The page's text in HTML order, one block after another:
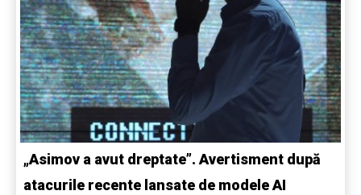
„Asimov a avut dreptate”. Avertisment după
atacurile recente lansate de modele AI